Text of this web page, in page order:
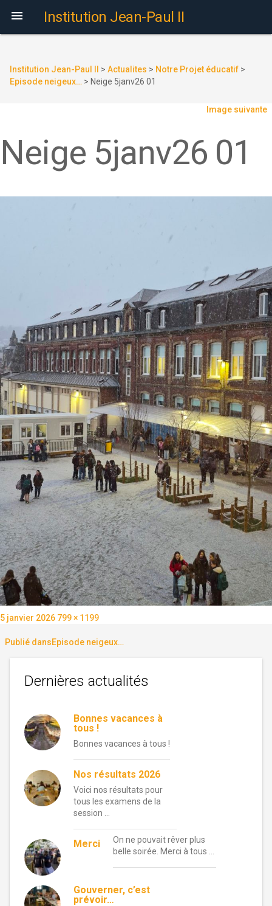
 Institution Jean-Paul II
Institution Jean-Paul II > Actualites > Notre Projet éducatif >
Episode neigeux… > Neige 5janv26 01
Image suivante
Neige 5janv26 01
Publié
5 janvier 2026 Taille
799 × 1199
Navigation
de
l’article
Publié dansEpisode neigeux…
Dernières actualités
Bonnes vacances à
tous !
Bonnes vacances à tous !
Nos résultats 2026
Voici nos résultats pour
tous les examens de la
session …
Merci
On ne pouvait rêver plus
belle soirée. Merci à tous …
Gouverner, c’est
prévoir…